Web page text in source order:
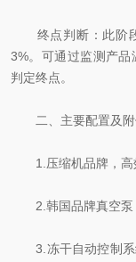
终点判断：此阶段
3%。可通过监测产
判定终点。
二、主要配置及附
1.压缩机品牌，高
2.韩国品牌真空泵
3.冻干自动控制系